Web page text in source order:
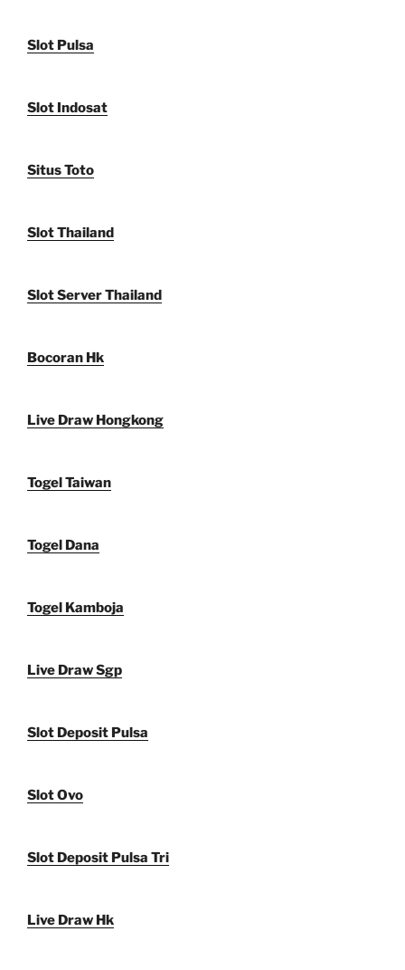
Slot Pulsa
Slot Indosat
Situs Toto
Slot Thailand
Slot Server Thailand
Bocoran Hk
Live Draw Hongkong
Togel Taiwan
Togel Dana
Togel Kamboja
Live Draw Sgp
Slot Deposit Pulsa
Slot Ovo
Slot Deposit Pulsa Tri
Live Draw Hk